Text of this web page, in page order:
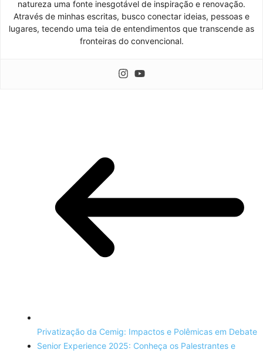
natureza uma fonte inesgotável de inspiração e renovação.
Através de minhas escritas, busco conectar ideias, pessoas e
lugares, tecendo uma teia de entendimentos que transcende as
fronteiras do convencional.
Privatização da Cemig: Impactos e Polêmicas em Debate
Senior Experience 2025: Conheça os Palestrantes e